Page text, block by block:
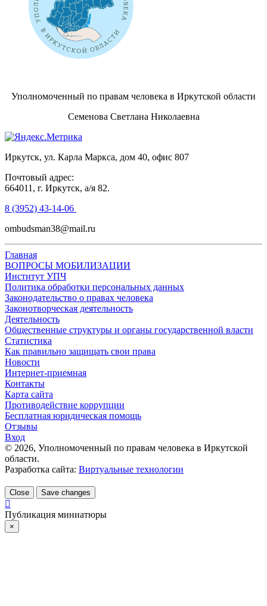
Уполномоченный по правам человека в Иркутской области
Семенова Светлана Николаевна
Иркутск, ул. Карла Маркса, дом 40, офис 807
Почтовый адрес:
664011, г. Иркутск, а/я 82.
8 (3952) 43-14-06
ombudsman38@mail.ru
Главная
ВОПРОСЫ МОБИЛИЗАЦИИ
Институт УПЧ
Политика обработки персональных данных
Законодательство о правах человека
Законотворческая деятельность
Деятельность
Общественные структуры и органы государственной власти
Статистика
Как правильно защищать свои права
Новости
Интернет-приемная
Контакты
Карта сайта
Противодействие коррупции
Бесплатная юридическая помощь
Отзывы
Вход
© 2026, Уполномоченный по правам человека в Иркутской
области.
Разработка сайта: Виртуальные технологии
Close Save changes
Публикация миниатюры
×